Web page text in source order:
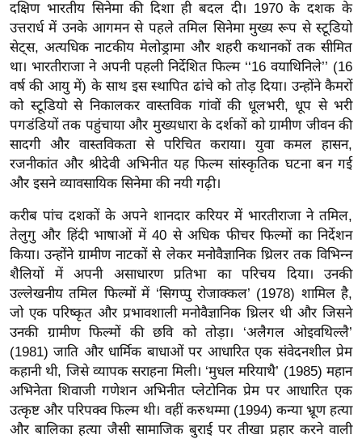
त
बॉ
ली
वु
ड
हॉ
ली
वु
ड
फि
ल्म
स
मी
क्षा
B
r
e
a
k
i
दक्षिण भारतीय सिनेमा की दिशा ही बदल दी। 1970 के दशक के
उत्तरार्ध में उनके आगमन से पहले तमिल सिनेमा मुख्य रूप से स्टूडियो
सेट्स, अत्यधिक नाटकीय मेलोड्रामा और शहरी कथानकों तक सीमित
था। भारतीराजा ने अपनी पहली निर्देशित फिल्म ‘‘16 वयाथिनिले’’ (16
वर्ष की आयु में) के साथ इस स्थापित ढांचे को तोड़ दिया। उन्होंने कैमरों
को स्टूडियो से निकालकर वास्तविक गांवों की धूलभरी, धूप से भरी
पगडंडियों तक पहुंचाया और मुख्यधारा के दर्शकों को ग्रामीण जीवन की
सादगी और वास्तविकता से परिचित कराया। युवा कमल हासन,
रजनीकांत और श्रीदेवी अभिनीत यह फिल्म सांस्कृतिक घटना बन गई
और इसने व्यावसायिक सिनेमा की नयी गढ़ी।
करीब पांच दशकों के अपने शानदार करियर में भारतीराजा ने तमिल,
तेलुगु और हिंदी भाषाओं में 40 से अधिक फीचर फिल्मों का निर्देशन
किया। उन्होंने ग्रामीण नाटकों से लेकर मनोवैज्ञानिक थ्रिलर तक विभिन्न
शैलियों में अपनी असाधारण प्रतिभा का परिचय दिया। उनकी
उल्लेखनीय तमिल फिल्मों में ‘सिगप्पु रोजाक्कल’ (1978) शामिल है,
जो एक परिष्कृत और प्रभावशाली मनोवैज्ञानिक थ्रिलर थी और जिसने
उनकी ग्रामीण फिल्मों की छवि को तोड़ा। ‘अलैगल ओइवथिल्लै’
(1981) जाति और धार्मिक बाधाओं पर आधारित एक संवेदनशील प्रेम
कहानी थी, जिसे व्यापक सराहना मिली। ‘मुधल मरियाथै’ (1985) महान
अभिनेता शिवाजी गणेशन अभिनीत प्लेटोनिक प्रेम पर आधारित एक
उत्कृष्ट और परिपक्व फिल्म थी। वहीं करुथम्मा (1994) कन्या भ्रूण हत्या
और बालिका हत्या जैसी सामाजिक बुराई पर तीखा प्रहार करने वाली